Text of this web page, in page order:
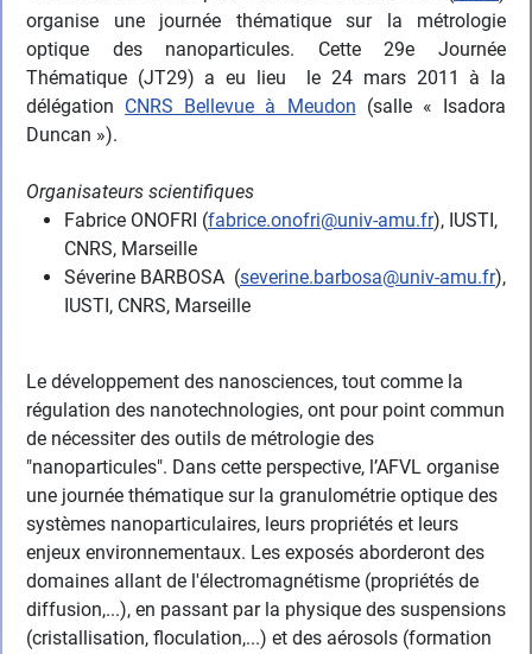
organise une journée thématique sur la métrologie
optique des nanoparticules. Cette 29e Journée
Thématique (JT29) a eu lieu le 24 mars 2011 à la
délégation CNRS Bellevue à Meudon (salle « Isadora
Duncan »).
Organisateurs scientifiques
Fabrice ONOFRI (fabrice.onofri@univ-amu.fr), IUSTI,
CNRS, Marseille
Séverine BARBOSA (severine.barbosa@univ-amu.fr),
IUSTI, CNRS, Marseille
Le développement des nanosciences, tout comme la
régulation des nanotechnologies, ont pour point commun
de nécessiter des outils de métrologie des
"nanoparticules". Dans cette perspective, l’AFVL organise
une journée thématique sur la granulométrie optique des
systèmes nanoparticulaires, leurs propriétés et leurs
enjeux environnementaux. Les exposés aborderont des
domaines allant de l'électromagnétisme (propriétés de
diffusion,...), en passant par la physique des suspensions
(cristallisation, floculation,...) et des aérosols (formation